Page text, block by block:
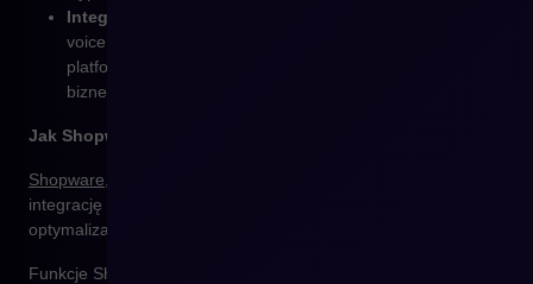
Integracja z ekosystemem e-commerce
voice commerce muszą być dobrze zintegrowane z
platformą sprzedażową oraz innymi systemami
biznesowymi, aby zapewnić sprawną obsługę klientów.
Jak Shopware wspiera AI w obsłudze klienta?
Shopware
integrację z systemami AI w celu automatyzacji obsługi klienta i
optymalizacji procesów sprzedażowych.
Funkcje Shopware wspierające chatboty i voice commerce: